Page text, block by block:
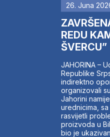
26. Juna
REDU
ŠVERCU”
JAHORINA –
Republike
indirektno
organizovali
Jahorini
urednicima,
rasvijetli
proizvoda u
bio je